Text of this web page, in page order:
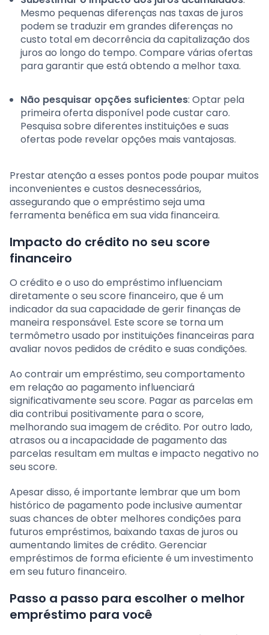
Mesmo pequenas diferenças nas taxas de juros
podem se traduzir em grandes diferenças no
custo total em decorrência da capitalização dos
juros ao longo do tempo. Compare várias ofertas
para garantir que está obtendo a melhor taxa.
Não pesquisar opções suficientes: Optar pela
primeira oferta disponível pode custar caro.
Pesquisa sobre diferentes instituições e suas
ofertas pode revelar opções mais vantajosas.
Prestar atenção a esses pontos pode poupar muitos
inconvenientes e custos desnecessários,
assegurando que o empréstimo seja uma
ferramenta benéfica em sua vida financeira.
Impacto do crédito no seu score
financeiro
O crédito e o uso do empréstimo influenciam
diretamente o seu score financeiro, que é um
indicador da sua capacidade de gerir finanças de
maneira responsável. Este score se torna um
termômetro usado por instituições financeiras para
avaliar novos pedidos de crédito e suas condições.
Ao contrair um empréstimo, seu comportamento
em relação ao pagamento influenciará
significativamente seu score. Pagar as parcelas em
dia contribui positivamente para o score,
melhorando sua imagem de crédito. Por outro lado,
atrasos ou a incapacidade de pagamento das
parcelas resultam em multas e impacto negativo no
seu score.
Apesar disso, é importante lembrar que um bom
histórico de pagamento pode inclusive aumentar
suas chances de obter melhores condições para
futuros empréstimos, baixando taxas de juros ou
aumentando limites de crédito. Gerenciar
empréstimos de forma eficiente é um investimento
em seu futuro financeiro.
Passo a passo para escolher o melhor
empréstimo para você